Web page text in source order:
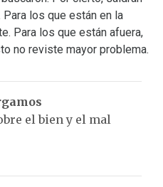
los que están en la
Para los que están afuera,
no reviste mayor problema.
el bien y el mal